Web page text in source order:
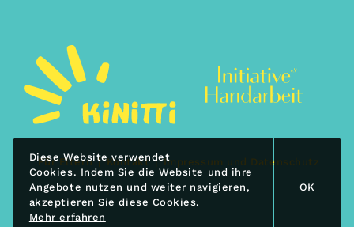
Für Eltern Kontakt Impressum und Datenschutz
Diese Website verwendet
Cookies. Indem Sie die Website und ihre
Angebote nutzen und weiter navigieren,
akzeptieren Sie diese Cookies.
Mehr erfahren
OK